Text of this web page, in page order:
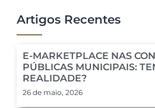
Artigos Recentes
E-MARKETPLACE NAS
PÚBLICAS MUNICIPAIS:
REALIDADE?
26 de maio, 2026